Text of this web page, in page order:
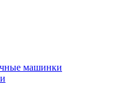
машинки